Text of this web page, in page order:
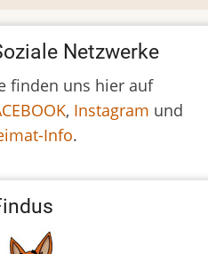
Netzwerke
finden uns hier auf
, Instagram und
Info.